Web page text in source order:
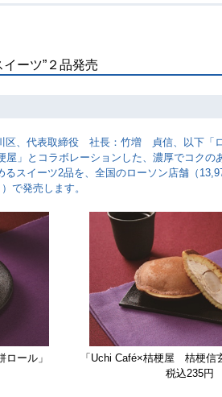
イーツ”２品発売
区、代表取締役 社長：竹増 貞信、以下「
」とコラボレーションした、濃厚でコクの
るスイーツ2品を、全国のローソン店舗（
で発売します。
ール」
「Uchi Café×桔梗屋 桔梗信
税込235円